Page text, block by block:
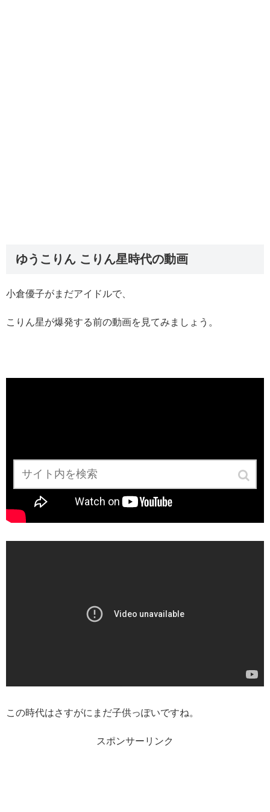
ゆうこりん こりん星時代の動画
小倉優子がまだアイドルで、
こりん星が爆発する前の動画を見てみましょう。
この時代はさすがにまだ子供っぽいですね。
スポンサーリンク